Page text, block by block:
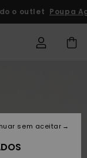
o outlet Poupa
sem aceitar